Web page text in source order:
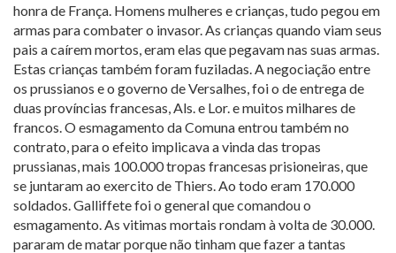
honra de França. Homens mulheres e crianças, tudo pegou em
armas para combater o invasor. As crianças quando viam seus
pais a caírem mortos, eram elas que pegavam nas suas armas.
Estas crianças também foram fuziladas. A negociação entre
os prussianos e o governo de Versalhes, foi o de entrega de
duas províncias francesas, Als. e Lor. e muitos milhares de
francos. O esmagamento da Comuna entrou também no
contrato, para o efeito implicava a vinda das tropas
prussianas, mais 100.000 tropas francesas prisioneiras, que
se juntaram ao exercito de Thiers. Ao todo eram 170.000
soldados. Galliffete foi o general que comandou o
esmagamento. As vitimas mortais rondam à volta de 30.000.
pararam de matar porque não tinham que fazer a tantas